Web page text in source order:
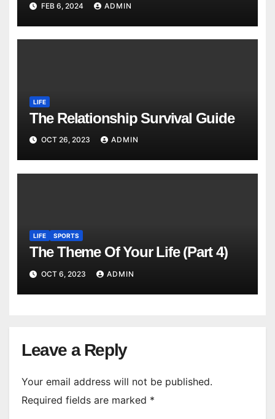
FEB 6, 2024 ADMIN
LIFE
The Relationship Survival Guide
OCT 26, 2023 ADMIN
LIFE SPORTS
The Theme Of Your Life (Part 4)
OCT 6, 2023 ADMIN
Leave a Reply
Your email address will not be published.
Required fields are marked *